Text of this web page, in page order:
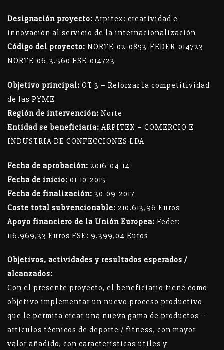
Designación proyecto: Arpitex: creatividad e
innovación al servicio de la internacionalización
Código del proyecto: NORTE-02-0853-FEDER-014723
NORTE-06-3.560 FSE-014723
Objetivo principal: OT 3 – Reforzar la competitividad
de las PYME
Región de intervención: Norte
Entidad se beneficiaría: ARPITEX – COMERCIO E
INDUSTRIA DE CONFECCIONES LDA
Fecha de aprobación: 2016-04-14
Fecha de inicio: 01-10-2015
Fecha de finalización: 30-09-2017
Coste total subvencionable: 210.613,96 Euros
Apoyo financiero de la Unión Europea: Feder:
116.969,33 Euros FSE: 9.399,04 Euros
Objetivos, actividades y resultados esperados /
alcanzados:
Con el presente proyecto, el beneficiario tiene como
objetivo implementar un nuevo proceso productivo
que le permita crear una nueva gama de productos –
artículos técnicos de deporte / fitness, con mayor
valor añadido, con características útiles y